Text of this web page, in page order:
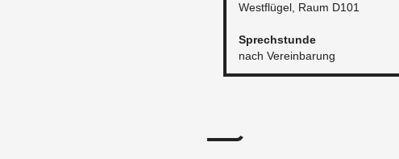
​West­flü­gel, Raum D101
​Sprech­stun­de
nach Ver­ein­ba­rung